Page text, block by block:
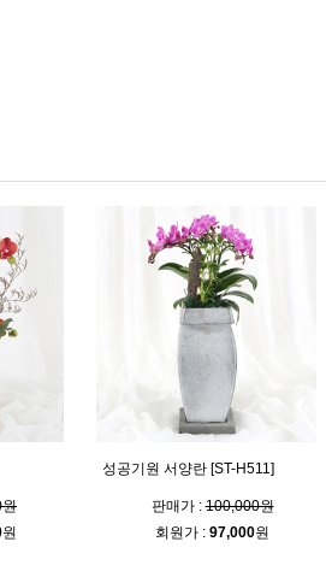
원
성공기원 서양란 [ST-H511]
판매가 :100,000원
회원가 : 97,000원